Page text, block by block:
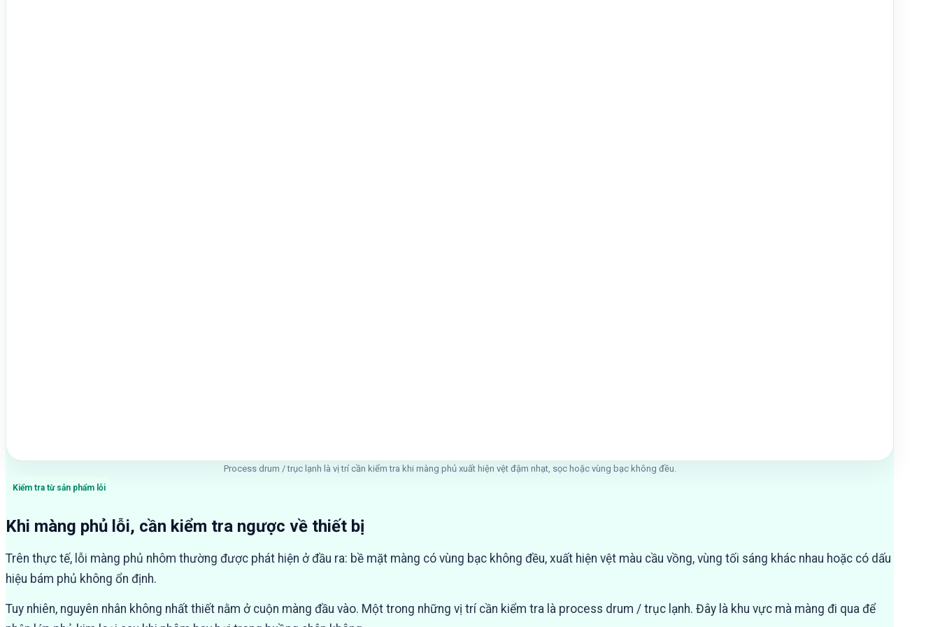
Process drum / trục lạnh là vị trí cần kiểm tra khi màng phủ xuất hiện vệt đậm nhạt, sọc hoặc vùng bạc không đều.
Kiểm tra từ sản phẩm lỗi
Khi màng phủ lỗi, cần kiểm tra ngược về thiết bị
Trên thực tế, lỗi màng phủ nhôm thường được phát hiện ở đầu ra: bề mặt màng có vùng bạc không đều, xuất hiện vệt màu cầu vồng, vùng tối sáng khác nhau hoặc có dấu
hiệu bám phủ không ổn định.
Tuy nhiên, nguyên nhân không nhất thiết nằm ở cuộn màng đầu vào. Một trong những vị trí cần kiểm tra là process drum / trục lạnh. Đây là khu vực mà màng đi qua để